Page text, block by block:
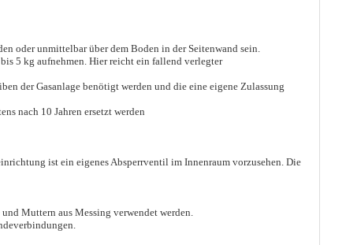
oder unmittelbar über dem Boden in der Seitenwand sein.
5 kg aufnehmen. Hier reicht ein fallend verlegter
der Gasanlage benötigt werden und die eine eigene Zulassung
nach 10 Jahren ersetzt werden
ist ein eigenes Absperrventil im Innenraum vorzusehen. Die
Muttern aus Messing verwendet werden.